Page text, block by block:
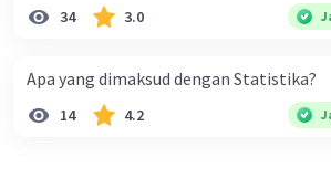
34 3.0
Apa yang dimaksud dengan Statistika?
14 4.2